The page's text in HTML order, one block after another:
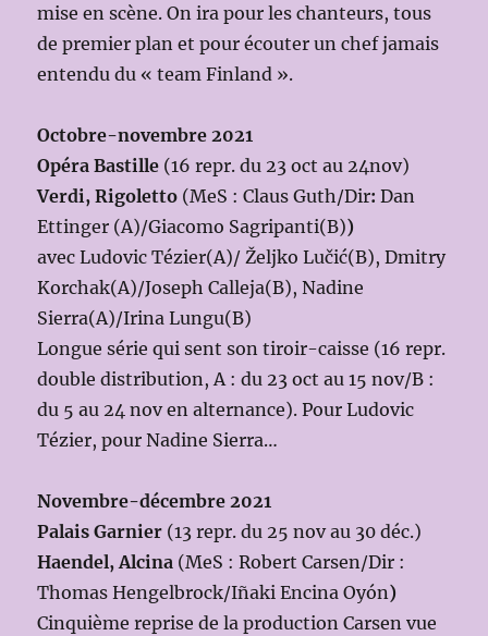
mise en scène. On ira pour les chanteurs, tous
de premier plan et pour écouter un chef jamais
entendu du « team Finland ».
Octobre-novembre 2021
Opéra Bastille (16 repr. du 23 oct au 24nov)
Verdi, Rigoletto (MeS : Claus Guth/Dir:Dan
Ettinger (A)/Giacomo Sagripanti(B))
avec Ludovic Tézier(A)/ Željko Lučić(B), Dmitry
Korchak(A)/Joseph Calleja(B), Nadine
Sierra(A)/Irina Lungu(B)
Longue série qui sent son tiroir-caisse (16 repr.
double distribution, A : du 23 oct au 15 nov/B :
du 5 au 24 nov en alternance). Pour Ludovic
Tézier, pour Nadine Sierra…
Novembre-décembre 2021
Palais Garnier (13 repr. du 25 nov au 30 déc.)
Haendel, Alcina (MeS : Robert Carsen/Dir :
Thomas Hengelbrock/Iñaki Encina Oyón)
Cinquième reprise de la production Carsen vue